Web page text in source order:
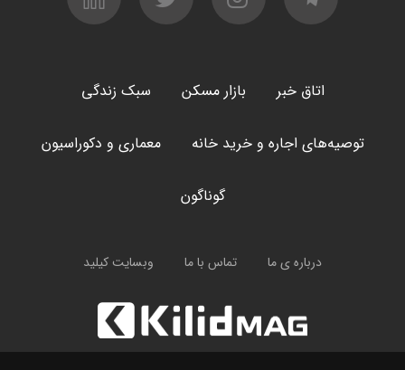
اتاق خبر بازار مسکن سبک زندگی
توصیه‌های اجاره و خرید خانه معماری و دکوراسیون
گوناگون
درباره ی ما تماس با ما وبسایت کیلید